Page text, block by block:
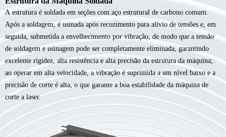
pequena inércia, usinagem bruta após recozimento para eliminar tensões
internas, e acabamento após tratamento secundário de envelhecimento por
vibração, garantindo a resistência e estabilidade geral da viga
4.Pinças pneumáticas duplas, adotando um design de grampo pneumático
em ambos os lados e pode modular o centro automaticamente
5.Sistema de controle inteligente, o software de corte CypCut é um
conjunto de software especialmente desenvolvido para a personalização
profunda da indústria de corte a laser, fácil de usar, rico em funções,
adequado para várias ocasiões de processamento.
A estrutura é soldada em seções com aço estrutural de carbono comum.
Após a soldagem, é usinada após recozimento para alívio de tensões e, em
seguida, submetida a envelhecimento por vibração, de modo que a tensão
de soldagem e usinagem pode ser completamente eliminada, garantindo
excelente rigidez, alta resistência e alta precisão da estrutura da máquina;
ao operar em alta velocidade, a vibração é suprimida a um nível baixo e a
precisão de corte é alta, o que garante a boa estabilidade da máquina de
corte a laser.